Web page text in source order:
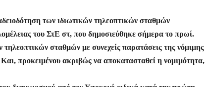
α
σ
τε
ίτ
των ιδιωτικών τηλεοπτικών σταθμών
του ΣτΕ στ, που δημοσιεύθηκε σήμερα το πρωί.
σταθμών με συνεχείς παρατάσεις της νόμιμης
προκειμένου ακριβώς να αποκατασταθεί η νομιμότητα,